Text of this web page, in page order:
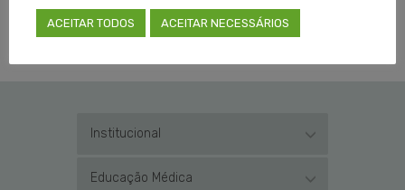
Institucional
Educação Médica
ACEITAR TODOS ACEITAR NECESSÁRIOS